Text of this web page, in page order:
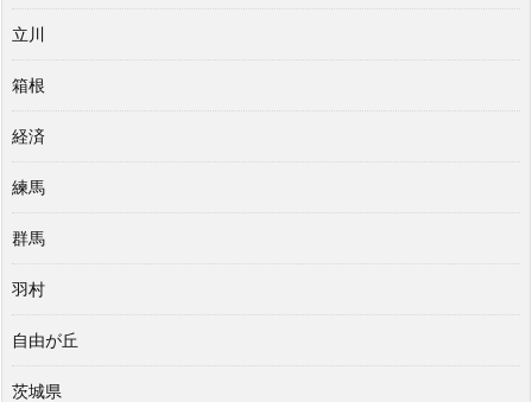
立川
箱根
経済
練馬
群馬
羽村
自由が丘
茨城県